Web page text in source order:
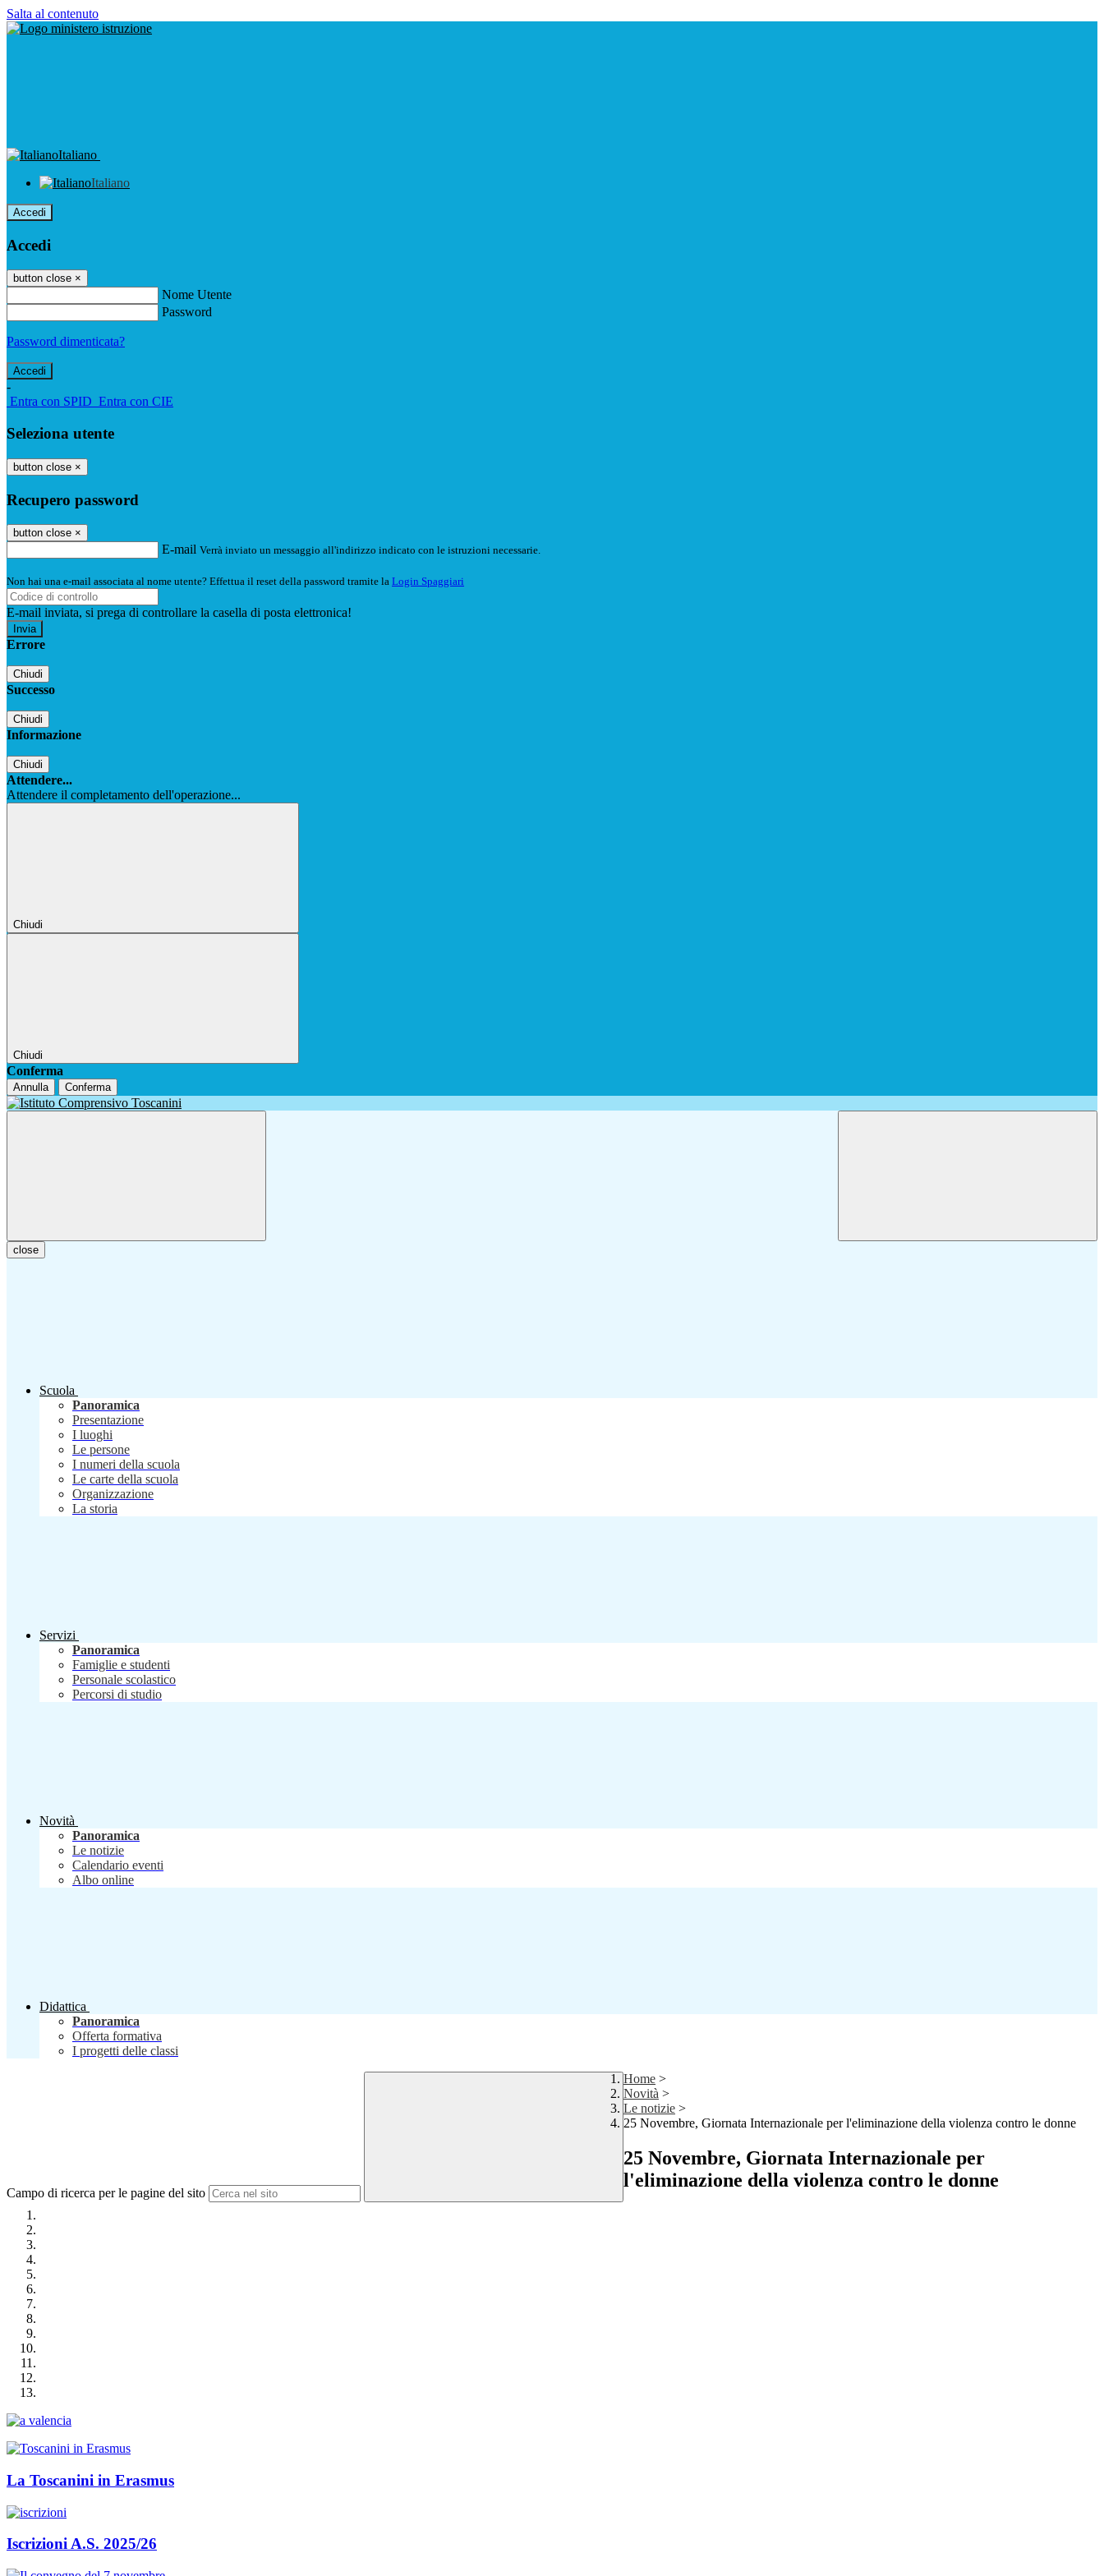
Salta al contenuto
Italiano
Italiano
Accedi
Accedi
button close ×
Nome Utente
Password
Password dimenticata?
-
Entra con SPID Entra con CIE
Seleziona utente
button close ×
Recupero password
button close ×
E-mail Verrà inviato un messaggio all'indirizzo indicato con le istruzioni necessarie.
Non hai una e-mail associata al nome utente? Effettua il reset della password tramite la Login Spaggiari
E-mail inviata, si prega di controllare la casella di posta elettronica!
Errore
Chiudi
Successo
Chiudi
Informazione
Chiudi
Attendere...
Attendere il completamento dell'operazione...
Chiudi
Chiudi
Conferma
Annulla Conferma
close
Scuola
Panoramica
Presentazione
I luoghi
Le persone
I numeri della scuola
Le carte della scuola
Organizzazione
La storia
Servizi
Panoramica
Famiglie e studenti
Personale scolastico
Percorsi di studio
Novità
Panoramica
Le notizie
Calendario eventi
Albo online
Didattica
Panoramica
Offerta formativa
I progetti delle classi
Campo di ricerca per le pagine del sito
Home >
Novità >
Le notizie >
25 Novembre, Giornata Internazionale per l'eliminazione della violenza contro le donne
25 Novembre, Giornata Internazionale per
l'eliminazione della violenza contro le donne
La Toscanini in Erasmus
Iscrizioni A.S. 2025/26